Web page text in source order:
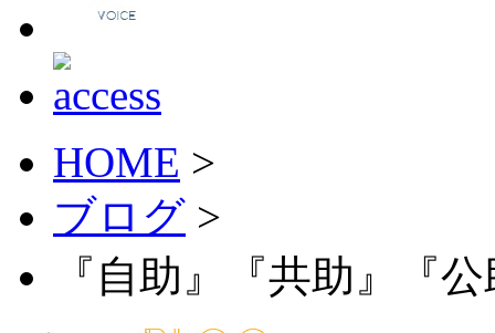
HOME >
ブログ >
『自助』『共助』『